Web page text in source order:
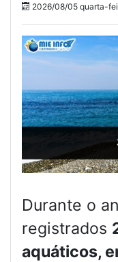
2026/08/05 quarta-
Durante o
registrados
aquáticos,